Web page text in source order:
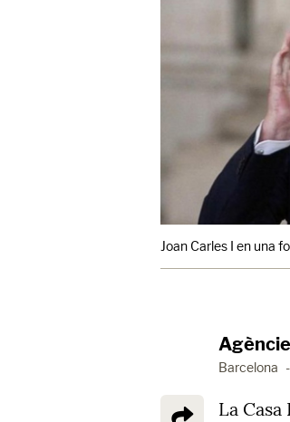
Joan Carles I en una
Barcelona -
La